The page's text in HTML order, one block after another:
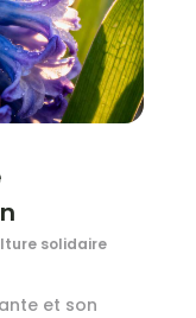
solidaire
et son